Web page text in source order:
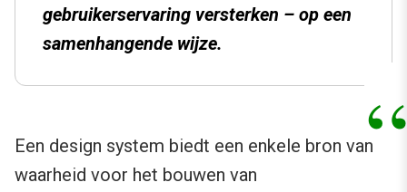
gebruikerservaring versterken – op een
samenhangende wijze.
Een design system biedt een enkele bron van
waarheid voor het bouwen van